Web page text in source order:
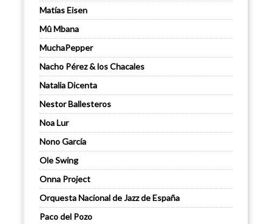
Matías Eisen
Mû Mbana
MuchaPepper
Nacho Pérez & los Chacales
Natalia Dicenta
Nestor Ballesteros
Noa Lur
Nono García
Ole Swing
Onna Project
Orquesta Nacional de Jazz de España
Paco del Pozo